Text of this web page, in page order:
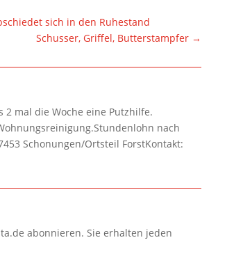
sich in den Ruhestand
Schusser, Griffel, Butterstampfer →
2 mal die Woche eine Putzhilfe.
nach
Schonungen/Ortsteil ForstKontakt:
abonnieren. Sie erhalten jeden